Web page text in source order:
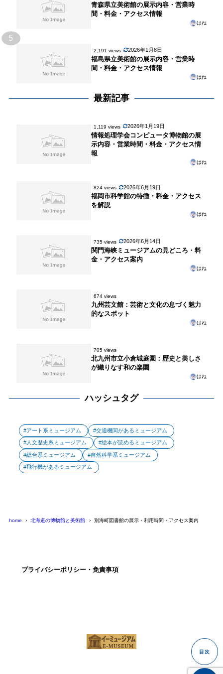
青森県立美術館の展示内容・営業時
間・料金・アクセス情報
はね
5
2,191 views 2026年1月8日
福島県立美術館の展示内容・営業時
間・料金・アクセス情報
はね
最新記事
1,119 views 2026年1月19日
情報処理学会コンピュータ博物館の展
示内容・営業時間・料金・アクセス情
報
はね
824 views 2026年6月19日
福岡市科学館の特徴・料金・アクセス
を解説
はね
735 views 2026年6月14日
関門海峡ミュージアムの見どころ・料
金・アクセス案内
はね
674 views
九州芸文館：芸術と文化の息づく魅力
的なスポット
はね
705 views
北九州市立小倉城庭園：歴史と美しさ
が織りなす和の楽園
はね
ハッシュタグ
アート系ミュージアム 交通機関があるミュージアム
人文歴史系ミュージアム 絵本が読めるミュージアム
総合系ミュージアム 自然科学系ミュージアム
飛行機があるミュージアム
home 北海道の博物館と美術館 別海町図書館の展示・利用時間・アクセス案内
プライバシーポリシー・免責事項